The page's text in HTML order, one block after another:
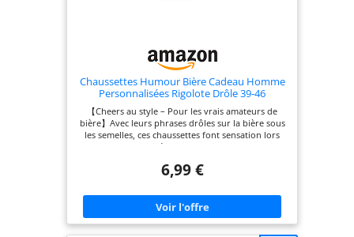
l’utilisation. Utilisez-le de manière responsable.
Chaussettes Humour Bière Cadeau Homme
Personnalisées Rigolote Drôle 39-46
【Cheers au style – Pour les vrais amateurs de
bière】Avec leurs phrases drôles sur la bière sous
les semelles, ces chaussettes font sensation lors
des barbecues, soirées entre amis ou moments de
qui savent qu'une bonne bière résout tout !
coton de qualité supérieure, elles offrent une
sensation agréable sur la peau et une excellente
aération. Elles conservent leur forme et leurs
couleurs, même après de nombreux lavages –
6,99 €